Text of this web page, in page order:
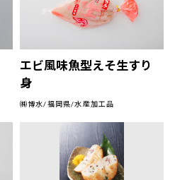
エビ風味魚型えそ生すり
身
㈱博水/福岡県/水産加工品